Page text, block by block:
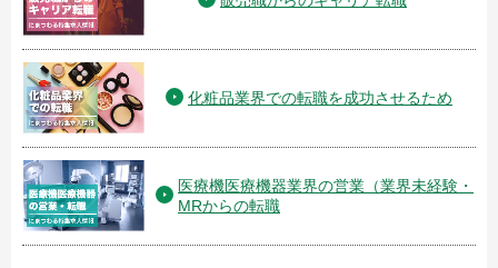
化粧品業界での転職を成功させるため
医療機医療機器業界の営業（業界未経験・
MRからの転職